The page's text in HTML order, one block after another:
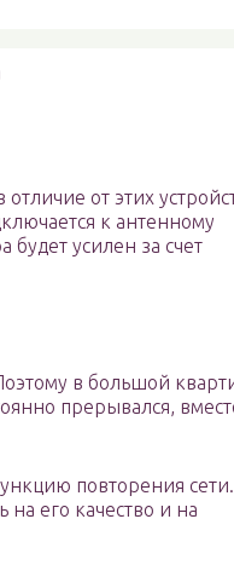
от этих
к антенному
будет усилен за счет
в большой
прерывался,
повторения сети.
его качество и на